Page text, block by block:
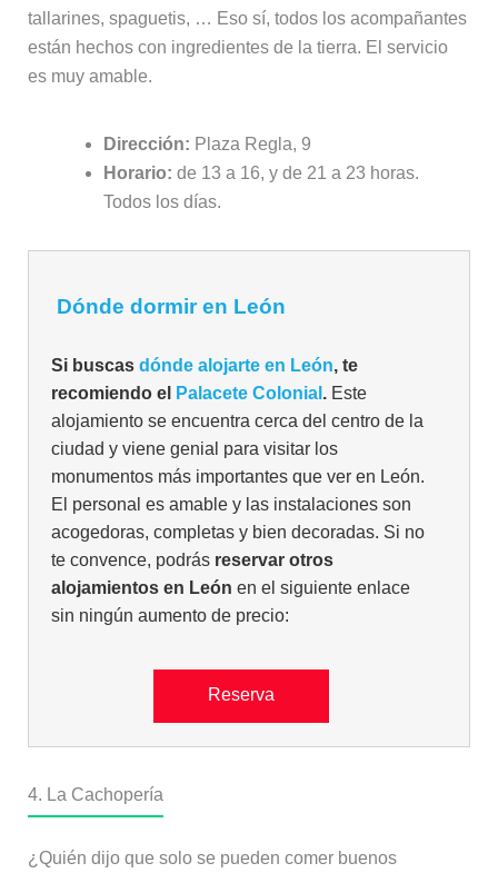
tallarines, spaguetis, … Eso sí, todos los acompañantes
están hechos con ingredientes de la tierra. El servicio
es muy amable.
Dirección: Plaza Regla, 9
Horario: de 13 a 16, y de 21 a 23 horas.
Todos los días.
Dónde dormir en León
Si buscas dónde alojarte en León, te
recomiendo el
Palacete Colonial .Este
alojamiento se encuentra cerca del centro de la
ciudad y viene genial para visitar los
monumentos más importantes que ver en León.
El personal es amable y las instalaciones son
acogedoras, completas y bien decoradas. Si no
te convence, podrás reservar otros
alojamientos en León en el siguiente enlace
sin ningún aumento de precio:
Reserva
4. La Cachopería
¿Quién dijo que solo se pueden comer buenos